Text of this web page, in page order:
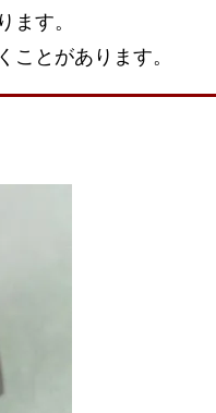
す。
とがあります。